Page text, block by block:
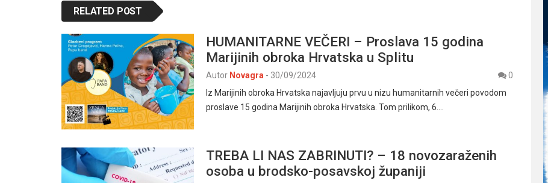
RELATED POST
HUMANITARNE VEČERI – Proslava 15 godina
Marijinih obroka Hrvatska u Splitu
Autor Novagra - 30/09/2024
0
Iz Marijinih obroka Hrvatska najavljuju prvu u nizu humanitarnih večeri povodom
proslave 15 godina Marijinih obroka Hrvatska. Tom prilikom, 6.…
TREBA LI NAS ZABRINUTI? – 18 novozaraženih
osoba u brodsko-posavskoj županiji